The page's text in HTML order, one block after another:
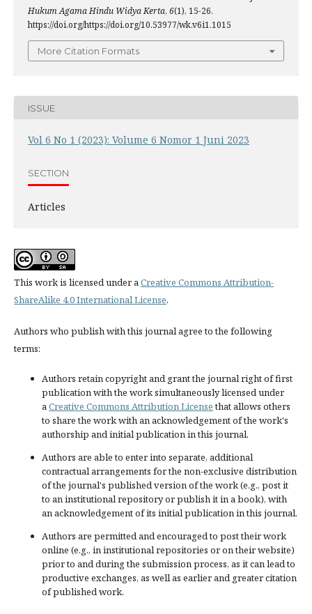
Hukum Agama Hindu Widya Kerta, 6(1), 15-26.
https://doi.org/https://doi.org/10.53977/wk.v6i1.1015
More Citation Formats
ISSUE
Vol 6 No 1 (2023): Volume 6 Nomor 1 Juni 2023
SECTION
Articles
This work is licensed under aCreative Commons Attribution-
ShareAlike 4.0 International License.
Authors who publish with this journal agree to the following
terms:
Authors retain copyright and grant the journal right of first
publication with the work simultaneously licensed under
aCreative Commons Attribution Licensethat allows others
to share the work with an acknowledgement of the work's
authorship and initial publication in this journal.
Authors are able to enter into separate, additional
contractual arrangements for the non-exclusive distribution
of the journal's published version of the work (e.g., post it
to an institutional repository or publish it in a book), with
an acknowledgement of its initial publication in this journal.
Authors are permitted and encouraged to post their work
online (e.g., in institutional repositories or on their website)
prior to and during the submission process, as it can lead to
productive exchanges, as well as earlier and greater citation
of published work.